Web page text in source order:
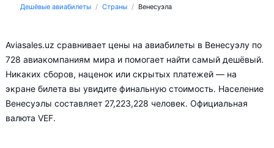
Дешёвые авиабилеты Страны Венесуэла
Aviasales.uz сравнивает цены на авиабилеты в Венесуэлу по
728 авиакомпаниям мира и помогает найти самый дешёвый.
Никаких сборов, наценок или скрытых платежей — на
экране билета вы увидите финальную стоимость. Население
Венесуэлы составляет 27,223,228 человек. Официальная
валюта VEF.